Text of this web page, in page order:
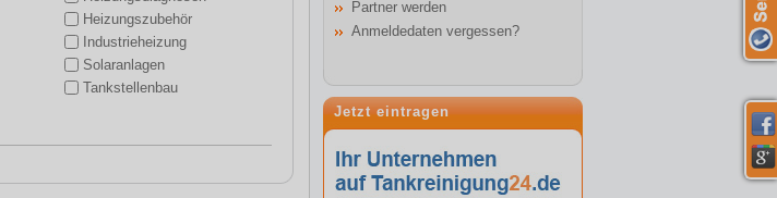
Heizungszubehör
Industrieheizung
Solaranlagen
Tankstellenbau
Partner werden
Anmeldedaten vergessen?
Jetzt eintragen